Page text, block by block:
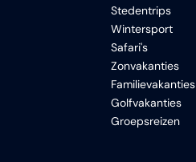
Stedentrips
Wintersport
Safari's
Zonvakanties
Familievakanties
Golfvakanties
Groepsreizen